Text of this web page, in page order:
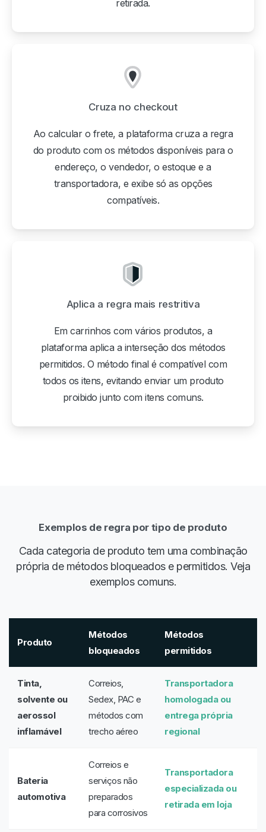
retirada.
Cruza no checkout
Ao calcular o frete, a plataforma cruza a regra
do produto com os métodos disponíveis para o
endereço, o vendedor, o estoque e a
transportadora, e exibe só as opções
compatíveis.
Aplica a regra mais restritiva
Em carrinhos com vários produtos, a
plataforma aplica a interseção dos métodos
permitidos. O método final é compatível com
todos os itens, evitando enviar um produto
proibido junto com itens comuns.
Exemplos de regra por tipo de produto
Cada categoria de produto tem uma combinação
própria de métodos bloqueados e permitidos. Veja
exemplos comuns.
Produto
Métodos
bloqueados
Métodos
permitidos
Tinta,
solvente ou
aerossol
inflamável
Correios,
Sedex, PAC e
métodos com
trecho aéreo
Transportadora
homologada ou
entrega própria
regional
Bateria
automotiva
Correios e
serviços não
preparados
para corrosivos
Transportadora
especializada ou
retirada em loja